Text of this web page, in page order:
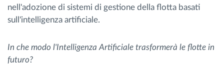
nell'adozione di sistemi di gestione della flotta basati
sull'intelligenza artificiale.
In che modo l'Intelligenza Artificiale trasformerà le flotte in
futuro?